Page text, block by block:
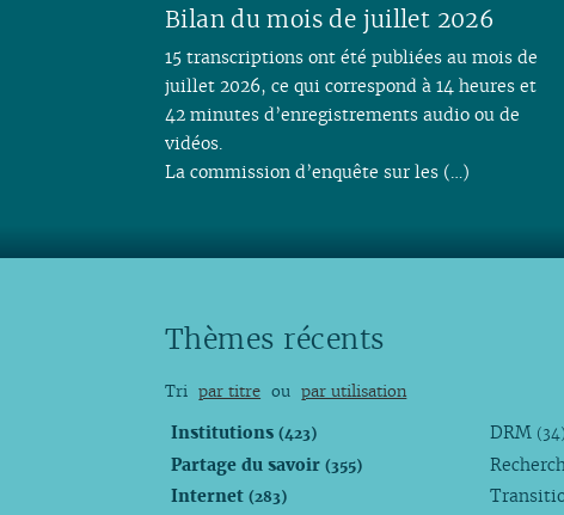
Bilan du mois de juillet 2026
15 transcriptions ont été publiées au mois de
juillet 2026, ce qui correspond à 14 heures et
42 minutes d’enregistrements audio ou de
vidéos.
La commission d’enquête sur les (…)
Thèmes récents
Tri par titre ou par utilisation
Institutions(423)
Partage du savoir(355)
Internet(283)
DRM (34)